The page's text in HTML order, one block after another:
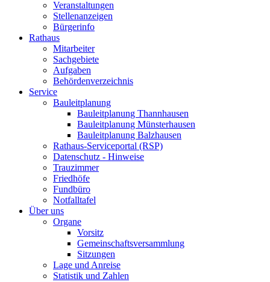
Veranstaltungen
Stellenanzeigen
Bürgerinfo
Rathaus
Mitarbeiter
Sachgebiete
Aufgaben
Behördenverzeichnis
Service
Bauleitplanung
Bauleitplanung Thannhausen
Bauleitplanung Münsterhausen
Bauleitplanung Balzhausen
Rathaus-Serviceportal (RSP)
Datenschutz - Hinweise
Trauzimmer
Friedhöfe
Fundbüro
Notfalltafel
Über uns
Organe
Vorsitz
Gemeinschaftsversammlung
Sitzungen
Lage und Anreise
Statistik und Zahlen